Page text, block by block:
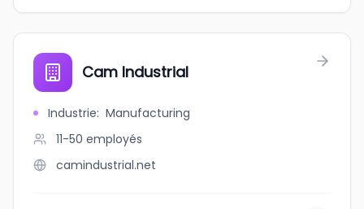
Cam Industrial
Industrie: Manufacturing
11-50 employés
camindustrial.net